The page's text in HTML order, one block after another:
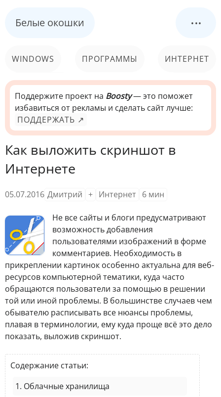
Белые окошки ...
WINDOWS ПРОГРАММЫ ИНТЕРНЕТ
КОМПЬЮТЕР
СИСТЕМА
Поддержите проект на Boosty— это поможет
избавиться от рекламы и сделать сайт лучше:
ПОДДЕРЖАТЬ ↗
Как выложить скриншот в
Интернете
05.07.2016 Дмитрий + Интернет 6 мин
Не все сайты и блоги предусматривают
возможность добавления
пользователями изображений в форме
комментариев. Необходимость в
прикреплении картинок особенно актуальна для веб-
ресурсов компьютерной тематики, куда часто
обращаются пользователи за помощью в решении
той или иной проблемы. В большинстве случаев чем
обывателю расписывать все нюансы проблемы,
плавая в терминологии, ему куда проще всё это дело
показать, выложив скриншот.
Содержание статьи:
1. Облачные хранилища